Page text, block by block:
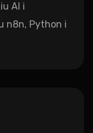
AI i
n8n, Python i